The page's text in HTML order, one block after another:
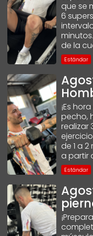
que se
6
de la
Estándar
¡Es
pecho,
realizar
de 1 a
a partir
Estándar